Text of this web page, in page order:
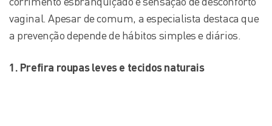
vaginal. Apesar de comum, a especialista destaca que
a prevenção depende de hábitos simples e diários.
1. Prefira roupas leves e tecidos naturais